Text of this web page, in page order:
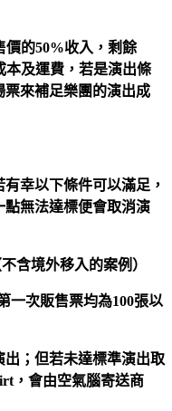
價的50%收入，剩餘
本及運費，若是演出條
來補足樂團的演出成
幸以下條件可以滿足，
無法達標便會取消演
含境外移入的案例）
一次販售票均為100張以
；但若未達標準演出取
，會由空氣腦寄送商